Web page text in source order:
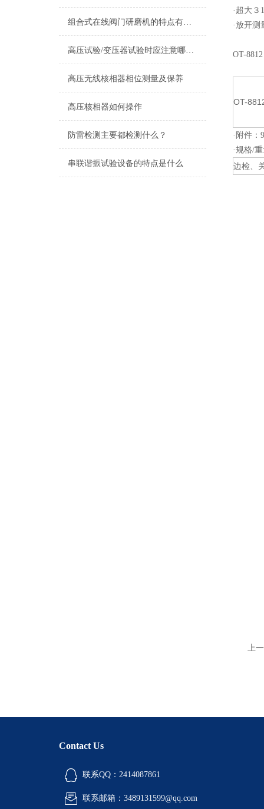
组合式在线阀门研磨机的特点有哪些？
高压试验/变压器试验时应注意哪些问题？
高压无线核相器相位测量及保养
高压核相器如何操作
防雷检测主要都检测什么？
串联谐振试验设备的特点是什么
·超大３
·放开
OT-
OT-
·附件
·规格/
边检、
上
Contact Us
联系QQ：2414087861
联系邮箱：3489131599@qq.com